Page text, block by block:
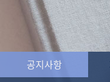
공지사항